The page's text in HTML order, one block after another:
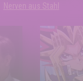
Nerven aus Stahl